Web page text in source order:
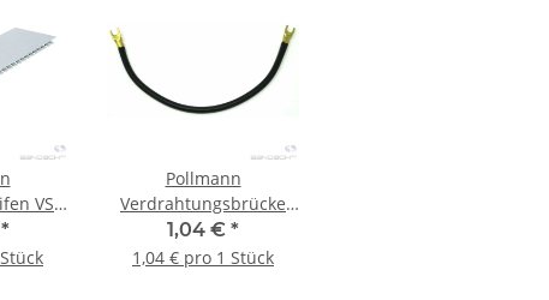
VST
*
Pollmann
Verdrahtungsbrücke
(GG) schwarz 10 mm²
265 mm
1,04 € *
1,04 € pro 1 Stück